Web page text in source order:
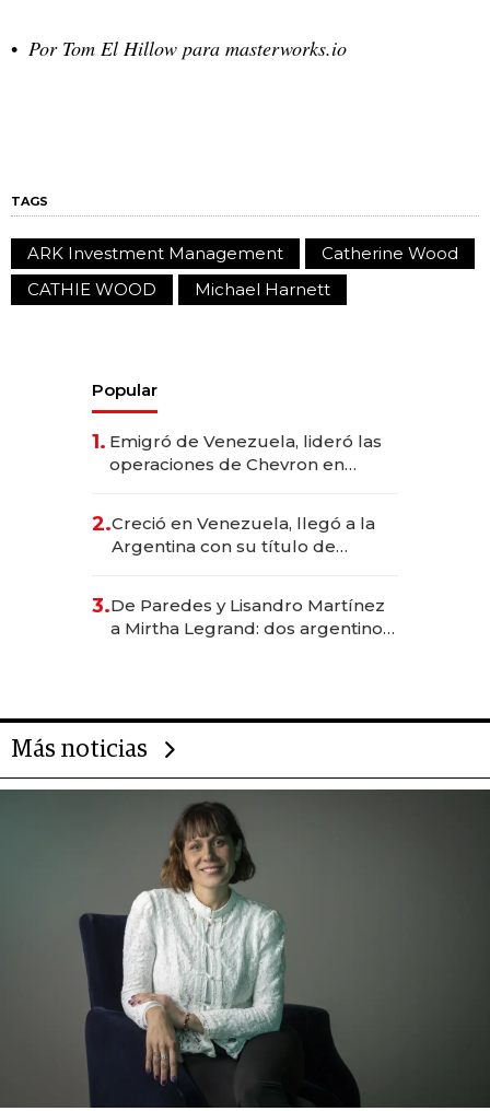
Por Tom El Hillow para masterworks.io
TAGS
ARK Investment Management
Catherine Wood
CATHIE WOOD
Michael Harnett
Popular
1. Emigró de Venezuela, lideró las
operaciones de Chevron en
2.Creció en Venezuela, llegó a la
Argentina con su título de
las marcas "fast premium"
3.De Paredes y Lisandro Martínez
a Mirtha Legrand: dos argentinos
Más noticias